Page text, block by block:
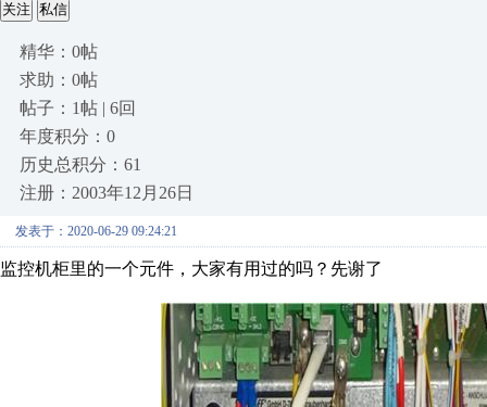
关注 私信
精华：0帖
求助：0帖
帖子：1帖 | 6回
年度积分：0
历史总积分：61
注册：2003年12月26日
发表于：2020-06-29 09:24:21
监控机柜里的一个元件，大家有用过的吗？先谢了